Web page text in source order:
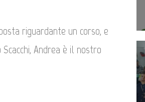
riguardante un corso, e
Andrea è il nostro